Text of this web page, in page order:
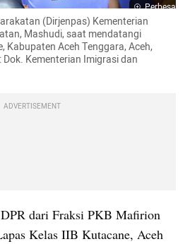
Perbesar
(Dirjenpas) Kementerian
Mashudi, saat mendatangi
Kabupaten Aceh Tenggara, Aceh,
Kementerian Imigrasi dan
ADVERTISEMENT
dari Fraksi PKB Mafirion
Kelas IIB Kutacane, Aceh